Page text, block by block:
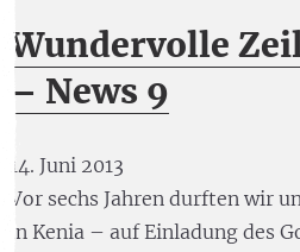
Wundervolle
– News 9
14. Juni 2013
Vor sechs Jahren durften wir
in Kenia – auf Einladung des